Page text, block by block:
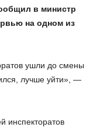
в министр
на одном из
ушли до смены
лучше уйти», —
инспекторатов